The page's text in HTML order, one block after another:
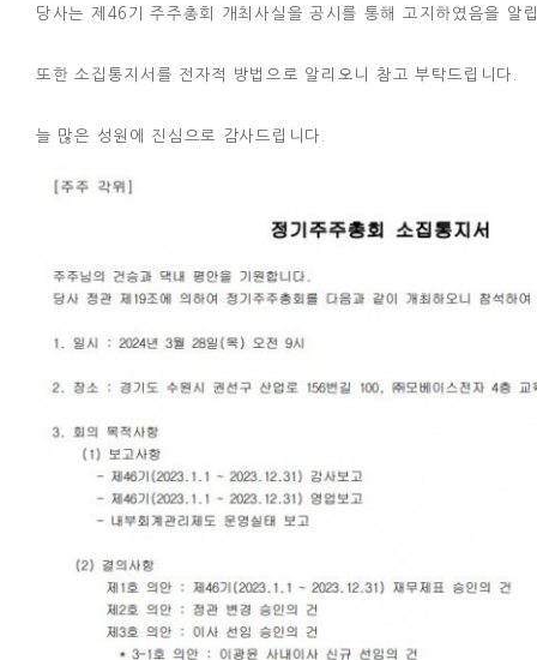
당사는 제46기 주주총회 개최사실을 공시를 통해 고지하였음을 알
또한 소집통지서를 전자적 방법으로 알리오니 참고 부탁드립니다.
늘 많은 성원에 진심으로 감사드립니다.